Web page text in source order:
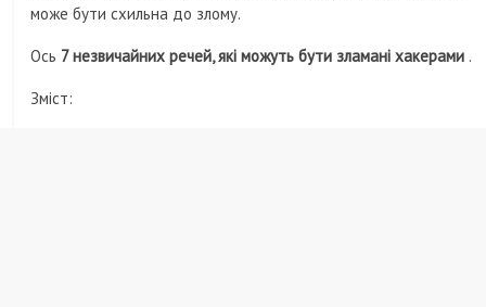
може бути схильна до злому.
Ось 7 незвичайних речей, які можуть бути зламані хакерами .
Зміст: